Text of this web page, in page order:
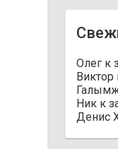
Олег к
Виктор
Ник к
Денис